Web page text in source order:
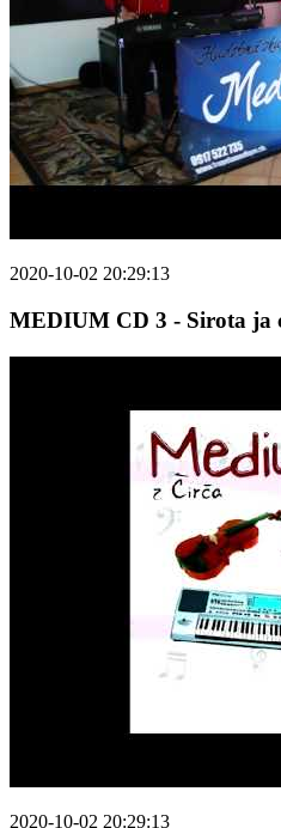
2020-10-02 20:29:13
MEDIUM CD 3 - Sirota ja
2020-10-02 20:29:13